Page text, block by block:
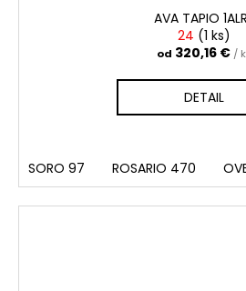
AVA TAPIO
24 (1 ks)
od 320,16 € /
DETAIL
SORO 97 ROSARIO 470